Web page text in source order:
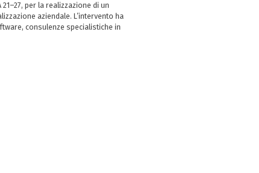
21–27, per la realizzazione di un
aziendale. L’intervento ha
consulenze specialistiche in